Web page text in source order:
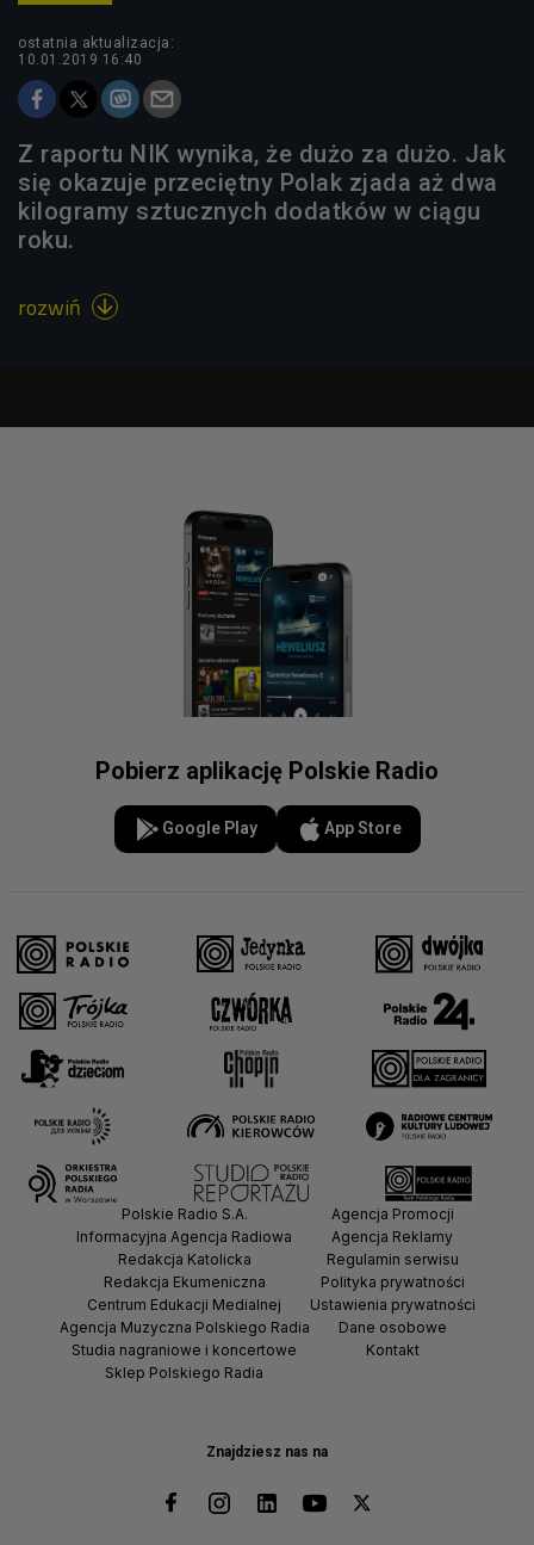
ostatnia aktualizacja:
10.01.2019 16:40
Z raportu NIK wynika, że dużo za dużo. Jak
się okazuje przeciętny Polak zjada aż dwa
kilogramy sztucznych dodatków w ciągu
roku.
rozwiń 
Pobierz aplikację Polskie Radio
Google Play App Store
Znajdziesz nas na
Polskie Radio S.A.
Informacyjna Agencja Radiowa
Redakcja Katolicka
Redakcja Ekumeniczna
Centrum Edukacji Medialnej
Agencja Muzyczna Polskiego Radia
Studia nagraniowe i koncertowe
Sklep Polskiego Radia
Agencja Promocji
Agencja Reklamy
Regulamin serwisu
Polityka prywatności
Ustawienia prywatności
Dane osobowe
Kontakt